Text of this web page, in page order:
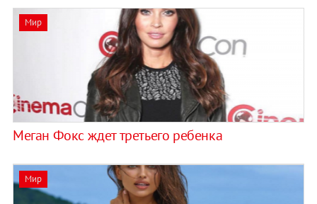
Мир
Меган Фокс ждет третьего ребенка
Мир